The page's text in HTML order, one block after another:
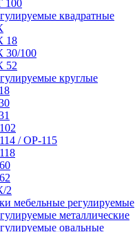
100
квадратные
18
30/100
52
круглые
/ ОР-115
2
мебельные регулируемые
металлические
овальные